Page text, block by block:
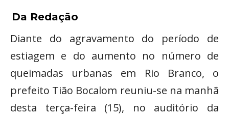
Da Redação
Diante do agravamento do período de
estiagem e do aumento no número de
queimadas urbanas em Rio Branco, o
prefeito Tião Bocalom reuniu-se na manhã
desta terça-feira (15), no auditório da